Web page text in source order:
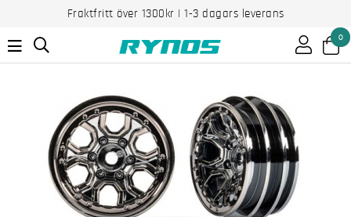
Fraktfritt över 1300kr | 1-3 dagars leverans
0